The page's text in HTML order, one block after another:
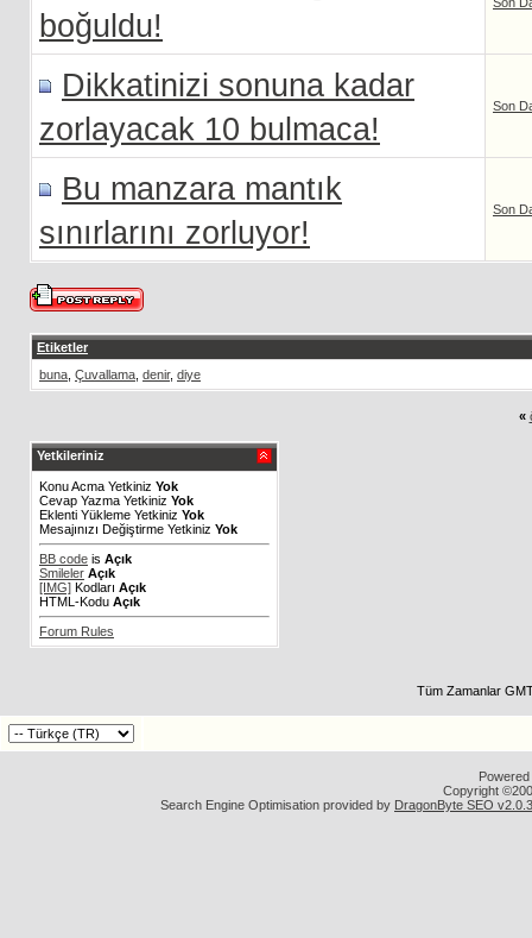
boğuldu!
Dikkatinizi sonuna kadar
zorlayacak 10 bulmaca!
Son
Bu manzara mantık
sınırlarını zorluyor!
Son
Etiketler
buna Çuvallama denir, diye
«
Yetkileriniz
Konu Acma Yetkiniz Yok
Cevap Yazma Yetkiniz Yok
Eklenti Yükleme Yetkiniz Yok
Mesajınızı Değiştirme Yetkiniz Yok
BB code is Açık
Smileler Açık
[IMG] Kodları Açık
HTML-Kodu Açık
Forum Rules
Tüm Zamanlar
Copyright
Search Engine Optimisation provided by DragonByte SEO